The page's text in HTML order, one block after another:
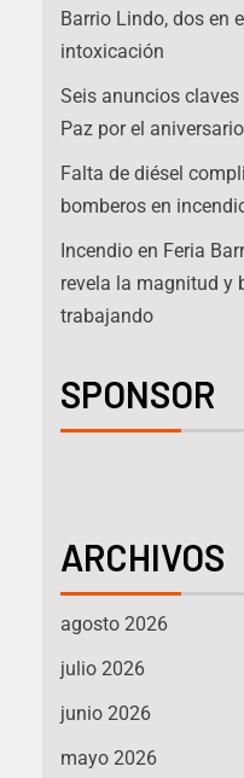
Barrio Lindo, dos en
intoxicación
Seis anuncios
Paz por el
Falta de diésel
bomberos en
Incendio en Feria
revela la magnitud y
trabajando
SPONSOR
ARCHIVOS
agosto 2026
julio 2026
junio 2026
mayo 2026